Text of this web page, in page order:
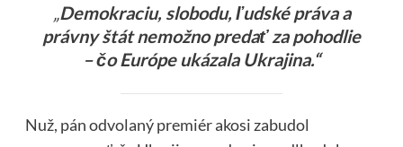
„Demokraciu, slobodu, ľudské práva a
právny štát nemožno predať za pohodlie
– čo Európe ukázala Ukrajina.“
Nuž, pán odvolaný premiér akosi zabudol